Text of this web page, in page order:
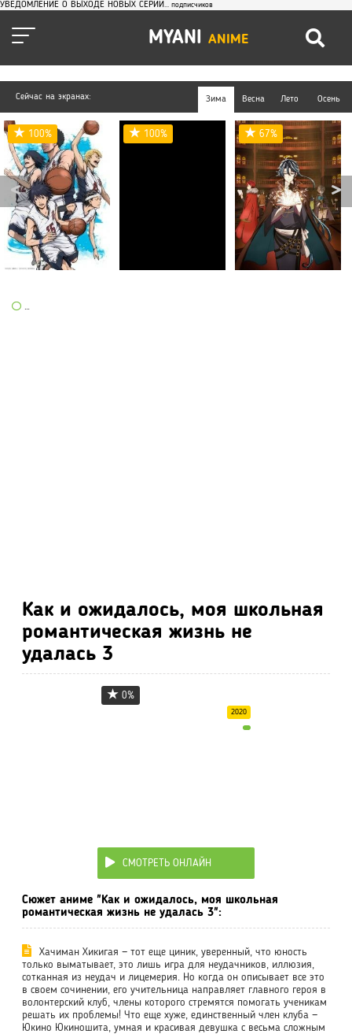
УВЕДОМЛЕНИЕ О ВЫХОДЕ НОВЫХ СЕРИЙ... подписчиков
MYANI ANIME
Сейчас на экранах: Зима Весна Лето Осень
100% 100% 67%
MyaniAnime
Как и ожидалось, моя школьная
романтическая жизнь не
удалась 3
0%
2020
СМОТРЕТЬ ОНЛАЙН
Сюжет аниме "Как и ожидалось, моя школьная
романтическая жизнь не удалась 3":
Хачиман Хикигая — тот еще циник, уверенный, что юность
только выматывает, это лишь игра для неудачников, иллюзия,
сотканная из неудач и лицемерия. Но когда он описывает все это
в своем сочинении, его учительница направляет главного героя в
волонтерский клуб, члены которого стремятся помогать ученикам
решать их проблемы! Что еще хуже, единственный член клуба —
Юкино Юкиношита, умная и красивая девушка с весьма сложным